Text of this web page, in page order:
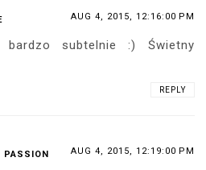
AUG 4, 2015, 12:16:00 PM
bardzo subtelnie :) Świetny
REPLY
PASSION AUG 4, 2015, 12:19:00 PM